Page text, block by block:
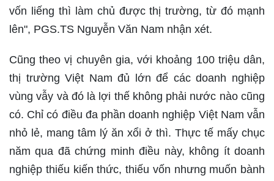
vốn liếng thì làm chủ được thị trường, từ đó mạnh
lên", PGS.TS Nguyễn Văn Nam nhận xét.
Cũng theo vị chuyên gia, với khoảng 100 triệu dân,
thị trường Việt Nam đủ lớn để các doanh nghiệp
vùng vẫy và đó là lợi thế không phải nước nào cũng
có. Chỉ có điều đa phần doanh nghiệp Việt Nam vẫn
nhỏ lẻ, mang tâm lý ăn xổi ở thì. Thực tế mấy chục
năm qua đã chứng minh điều này, không ít doanh
nghiệp thiếu kiến thức, thiếu vốn nhưng muốn bành